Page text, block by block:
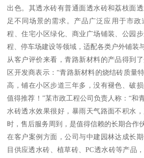
出色。其透水砖有普通面透水砖和荔枝面
足不同场景的需求。产品广泛应用于市
程、住宅小区绿化、商业广场铺装、公园
程、停车场建设等领域，适配各类户外铺装
从客户评价来看，青路新材料的产品得到
区开发商表示：“青路新材料的烧结砖质量
高，铺在小区步道三年多，没有褪色、破
值得推荐！”某市政工程公司负责人称：“和
水砖透水效果很好，暴雨天气路面不积水
时，售后服务周到，是值得信赖的长期合作
在客户案例方面，公司与中建园林达成长
目供应透水砖、植草砖、PC透水砖等产品